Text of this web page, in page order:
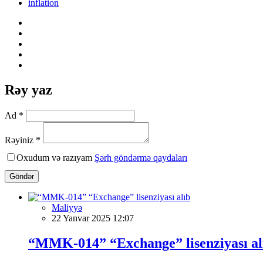
inflation
Rəy yaz
Ad *
Rəyiniz *
Oxudum və razıyam Şərh göndərmə qaydaları
Göndər
Maliyyə
22 Yanvar 2025 12:07
“MMK-014” “Exchange” lisenziyası